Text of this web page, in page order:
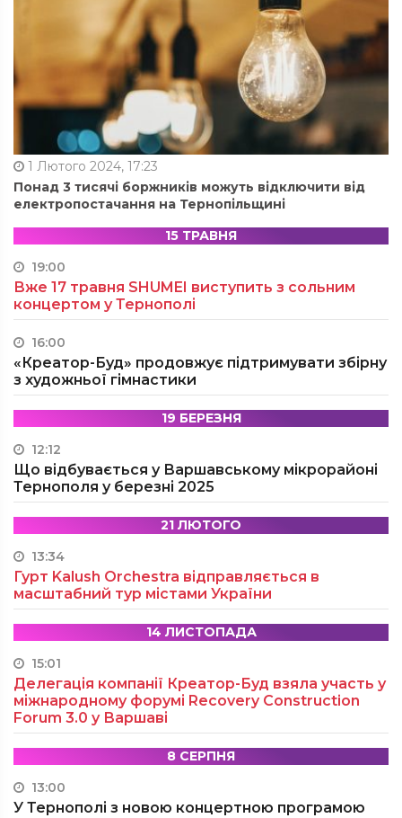
1 Лютого 2024, 17:23
Понад 3 тисячі боржників можуть відключити від
електропостачання на Тернопільщині
15 ТРАВНЯ
19:00
Вже 17 травня SHUMEI виступить з сольним
концертом у Тернополі
16:00
«Креатор-Буд» продовжує підтримувати збірну
з художньої гімнастики
19 БЕРЕЗНЯ
12:12
Що відбувається у Варшавському мікрорайоні
Тернополя у березні 2025
21 ЛЮТОГО
13:34
Гурт Kalush Orchestra відправляється в
масштабний тур містами України
14 ЛИСТОПАДА
15:01
Делегація компанії Креатор-Буд взяла участь у
міжнародному форумі Recovery Construction
Forum 3.0 у Варшаві
8 СЕРПНЯ
13:00
У Тернополі з новою концертною програмою